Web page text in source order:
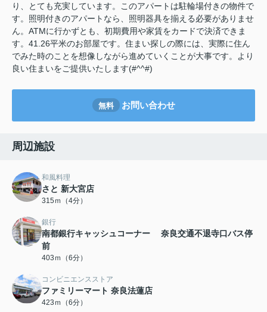
り、とても充実しています。このアパートは駐輪場付きの物件で
す。照明付きのアパートなら、照明器具を揃える必要がありませ
ん。ATMに行かずとも、初期費用や家賃をカードで決済できま
す。41.26平米のお部屋です。住まい探しの際には、実際に住ん
でみた時のことを想像しながら進めていくことが大事です。より
良い住まいをご提供いたします(#^^#)
無料 お問い合わせ
周辺施設
和風料理
さと 新大宮店
315ｍ（4分）
銀行
南都銀行キャッシュコーナー 奈良交通不退寺口バス停
前
403ｍ（6分）
コンビニエンスストア
ファミリーマート 奈良法蓮店
423ｍ（6分）